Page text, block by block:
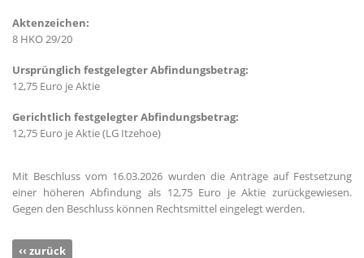
Aktenzeichen:
8 HKO 29/20
Ursprünglich festgelegter Abfindungsbetrag:
12,75 Euro je Aktie
Gerichtlich festgelegter Abfindungsbetrag:
12,75 Euro je Aktie (LG Itzehoe)
Mit Beschluss vom 16.03.2026 wurden die Anträge auf Festsetzung
einer höheren Abfindung als 12,75 Euro je Aktie zurückgewiesen.
Gegen den Beschluss können Rechtsmittel eingelegt werden.
‹‹ zurück